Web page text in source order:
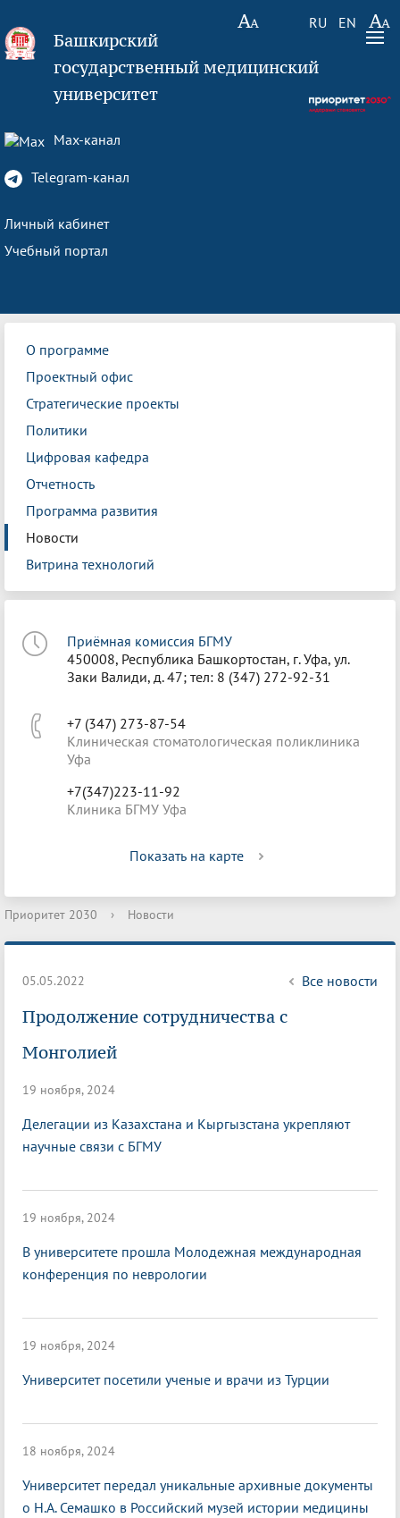
RU EN
Башкирский
государственный медицинский
университет
Max-канал
Telegram-канал
Личный кабинет
Учебный портал
О программе
Проектный офис
Стратегические проекты
Политики
Цифровая кафедра
Отчетность
Программа развития
Новости
Витрина технологий
Приёмная комиссия БГМУ
450008, Республика Башкортостан, г. Уфа, ул.
Заки Валиди, д. 47; тел: 8 (347) 272-92-31
+7 (347) 273-87-54
Клиническая стоматологическая поликлиника
Уфа
+7(347)223-11-92
Клиника БГМУ Уфа
Показать на карте
Приоритет 2030 › Новости
05.05.2022 Все новости
Продолжение сотрудничества с
Монголией
19 ноября, 2024
Делегации из Казахстана и Кыргызстана укрепляют
научные связи с БГМУ
19 ноября, 2024
В университете прошла Молодежная международная
конференция по неврологии
19 ноября, 2024
Университет посетили ученые и врачи из Турции
18 ноября, 2024
Университет передал уникальные архивные документы
о Н.А. Семашко в Российский музей истории медицины